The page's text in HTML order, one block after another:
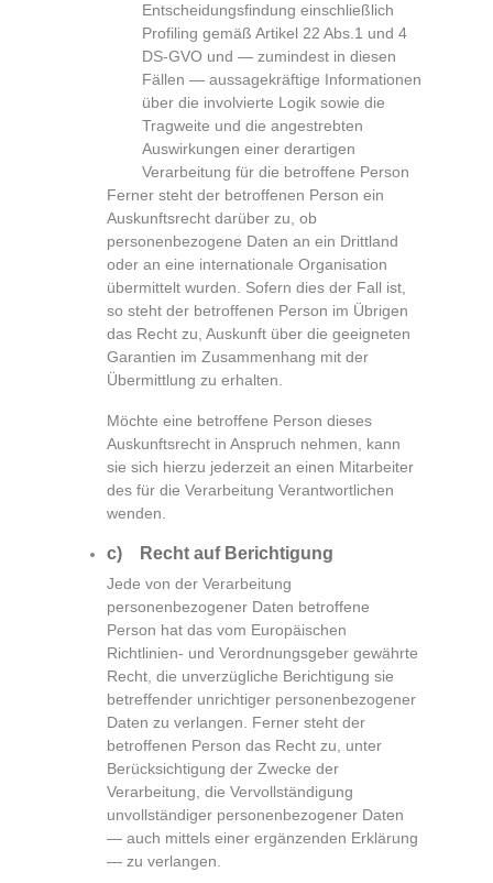
Entscheidungsfindung einschließlich
Profiling gemäß Artikel 22 Abs.1 und 4
DS-GVO und — zumindest in diesen
Fällen — aussagekräftige Informationen
über die involvierte Logik sowie die
Tragweite und die angestrebten
Auswirkungen einer derartigen
Verarbeitung für die betroffene Person
Ferner steht der betroffenen Person ein
Auskunftsrecht darüber zu, ob
personenbezogene Daten an ein Drittland
oder an eine internationale Organisation
übermittelt wurden. Sofern dies der Fall ist,
so steht der betroffenen Person im Übrigen
das Recht zu, Auskunft über die geeigneten
Garantien im Zusammenhang mit der
Übermittlung zu erhalten.
Möchte eine betroffene Person dieses
Auskunftsrecht in Anspruch nehmen, kann
sie sich hierzu jederzeit an einen Mitarbeiter
des für die Verarbeitung Verantwortlichen
wenden.
c) Recht auf Berichtigung
Jede von der Verarbeitung
personenbezogener Daten betroffene
Person hat das vom Europäischen
Richtlinien- und Verordnungsgeber gewährte
Recht, die unverzügliche Berichtigung sie
betreffender unrichtiger personenbezogener
Daten zu verlangen. Ferner steht der
betroffenen Person das Recht zu, unter
Berücksichtigung der Zwecke der
Verarbeitung, die Vervollständigung
unvollständiger personenbezogener Daten
— auch mittels einer ergänzenden Erklärung
— zu verlangen.